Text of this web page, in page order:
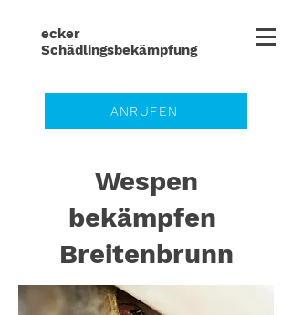
ecker
Schädlingsbekämpfung
ANRUFEN
Wespen
bekämpfen
Breitenbrunn